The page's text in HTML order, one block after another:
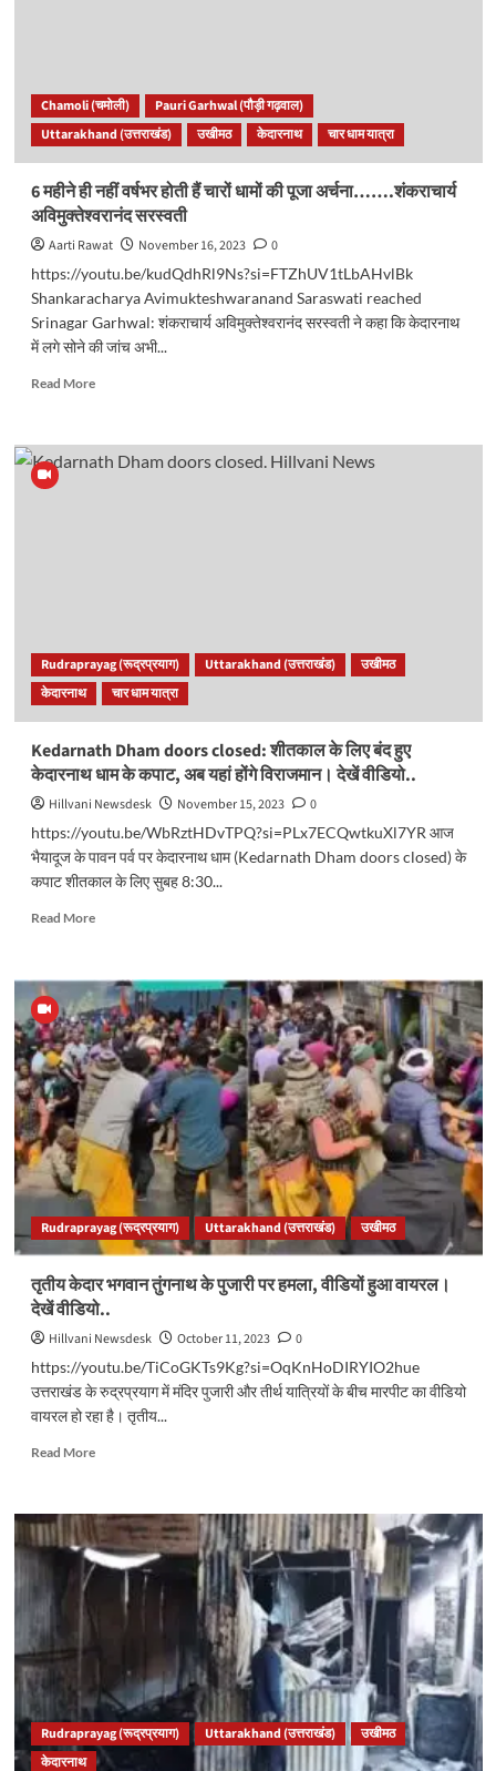
इस
वर्ष
पहुंचे
श्रद्धालु..
Chamoli (चमोली)
Pauri Garhwal (पौड़ी गढ़वाल)
Uttarakhand (उत्तराखंड)
उखीमठ केदारनाथ चार धाम यात्रा
6 महीने ही नहीं वर्षभर होती हैं चारों धामों की पूजा अर्चना…….शंकराचार्य
अविमुक्तेश्वरानंद सरस्वती
Aarti Rawat November 16, 2023
0
https://youtu.be/kudQdhRl9Ns?si=FTZhUV1tLbAHvlBk
Shankaracharya Avimukteshwaranand Saraswati reached
Srinagar Garhwal: शंकराचार्य अविमुक्तेश्वरानंद सरस्वती ने कहा कि केदारनाथ
में लगे सोने की जांच अभी...
Read MoreRead
6
महीने
पूजा
अर्चना…….शंकराचार्य
अविमुक्तेश्वरानंद
Rudraprayag (रूद्रप्रयाग) Uttarakhand (उत्तराखंड)
उखीमठ
केदारनाथ
चार धाम यात्रा
Kedarnath Dham doors closed: शीतकाल के लिए बंद हुए
केदारनाथ धाम के कपाट, अब यहां होंगे विराजमान। देखें वीडियो..
Hillvani Newsdesk November 15, 2023
0
https://youtu.be/WbRztHDvTPQ?si=PLx7ECQwtkuXl7YR आज
भैयादूज के पावन पर्व पर केदारनाथ धाम (Kedarnath Dham doors closed) के
कपाट शीतकाल के लिए सुबह 8:30...
Read MoreRead
Kedarnath
Dham
doors
closed:
शीतकाल
के
लिए
हुए
केदारनाथ
धाम
के
कपाट,
अब
होंगे
विराजमान।
देखें
Rudraprayag (रूद्रप्रयाग) Uttarakhand (उत्तराखंड) उखीमठ
तृतीय केदार भगवान तुंगनाथ के पुजारी पर हमला, वीडियों हुआ वायरल।
देखें वीडियो..
Hillvani Newsdesk October 11, 2023
0
https://youtu.be/TiCoGKTs9Kg?si=OqKnHoDIRYIO2hue
उत्तराखंड के रुद्रप्रयाग में मंदिर पुजारी और तीर्थ यात्रियों के बीच मारपीट का वीडियो
वायरल हो रहा है। तृतीय...
Read MoreRead
तृतीय
केदार
भगवान
तुंगनाथ
हमला,
वीडियों
हुआ
वायरल।
देखें
वीडियो..
Rudraprayag (रूद्रप्रयाग) Uttarakhand (उत्तराखंड)
उखीमठ
केदारनाथ